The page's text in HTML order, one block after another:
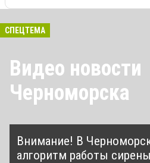
СПЕЦТЕМА
Видео новости
Черноморска
Внимание! В
алгоритм работы сирены